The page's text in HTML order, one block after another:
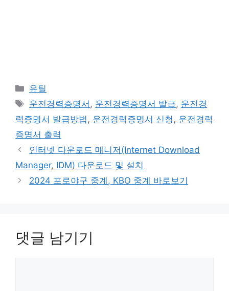
카
테
리
유틸
태
그
운전경력증명서 , 운전경력증명서 발급, 운전경
력증명서 발급방법 , 운전경력증명서 신청 , 운전경력
증명서 출력
인터넷 다운로드 매니저(Internet Download
Manager, IDM) 다운로드 및 설치
2024 프로야구 중계, KBO 중계 바로보기
댓글 남기기